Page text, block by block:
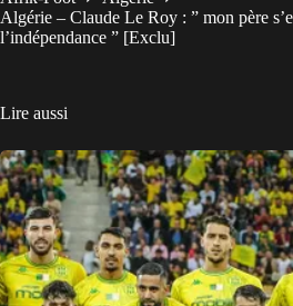
Algérie – Claude Le Roy : ” mon père
l’indépendance ” [Exclu]
Lire aussi